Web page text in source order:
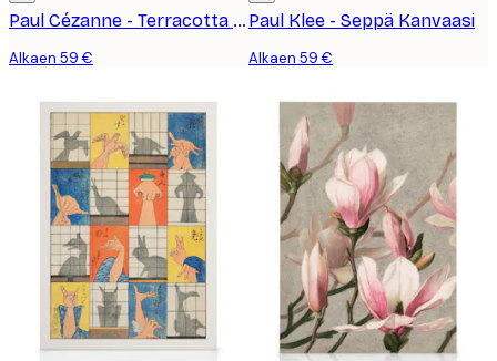
Paul Cézanne - Terracotta Pots and Flowers Kanvaasi
Alkaen 59 €
Paul Klee - Seppä Kanvaasi
Alkaen 59 €